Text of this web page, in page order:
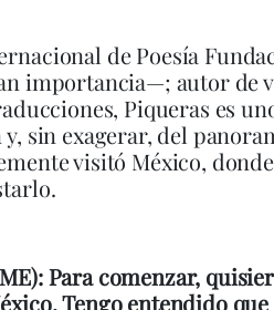
de Poesía
importancia—; autor de
Piqueras es
sin exagerar, del
visitó México,
Para comenzar,
Tengo entendido